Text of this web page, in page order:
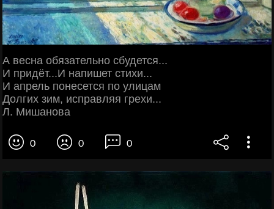
А весна обязательно сбудется...
И придёт...И напишет стихи...
И апрель понесется по улицам
Долгих зим, исправляя грехи...
Л. Мишанова
0 0 0